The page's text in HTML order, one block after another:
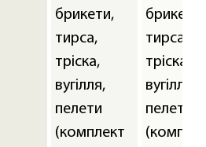
брикети,
тирса,
тріска,
вугілля,
пелети
(комплект
брикети,
тирса,
тріска,
вугілля,
пелети